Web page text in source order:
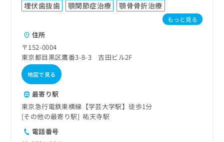
埋伏歯抜歯
顎関節症治療 顎骨骨折治療
もっと見る
住所
〒152-0004
東京都目黒区鷹番3-8-3 吉田ビル2F
地図で見る
最寄り駅
東京急行電鉄東横線【学芸大学駅】徒歩1分
その他の最寄り駅
祐天寺駅
電話番号